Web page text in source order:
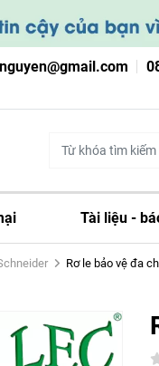
Tài liệu -
Rơ le bảo vệ đa